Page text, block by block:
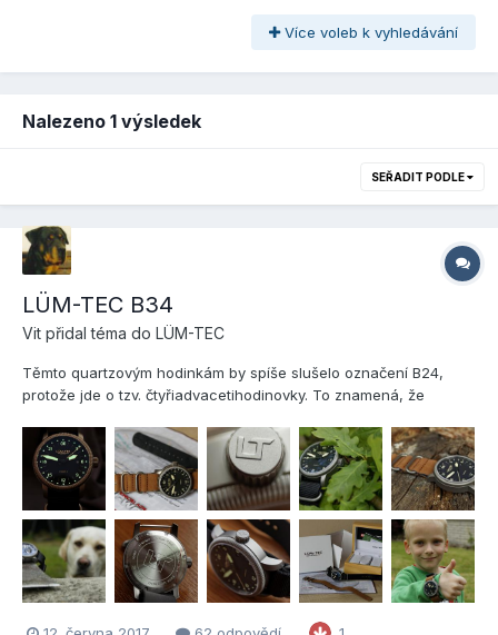
Více voleb k vyhledávání
Nalezeno 1 výsledek
SEŘADIT PODLE
LÜM-TEC B34
Vit přidal téma do LÜM-TEC
Těmto quartzovým hodinkám by spíše slušelo označení B24,
protože jde o tzv. čtyřiadvacetihodinovky. To znamená, že
ručka se o 360° otočí pouze 1x za 24 hodin (sekundová a
minutová ručka se otáčejí tak, jak jsme zvyklí). Tato praktická vy...